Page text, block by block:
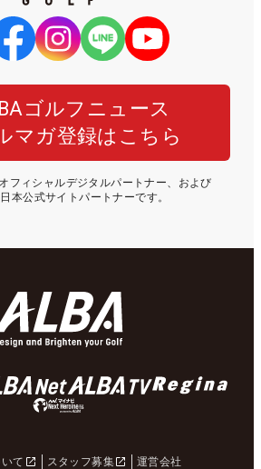
ゴルフニュース
マガ登録はこちら
フィシャルデジタルパートナー、および
本公式サイトパートナーです。
て スタッフ募集 運営会社